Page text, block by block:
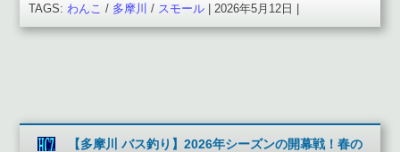
TAGS: わんこ / 多摩川 / スモール | 2026年5月12日 |
【多摩川 バス釣り】2026年シーズンの開幕戦！春の